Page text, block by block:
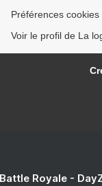
Préférences cookies
Voir le profil de La
Royale -